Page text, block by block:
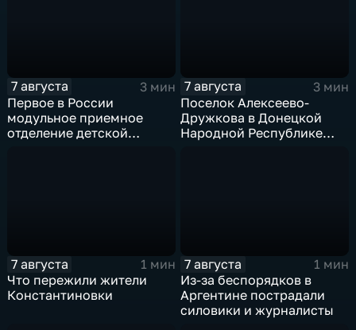
7 августа
3 мин
Первое в России
модульное приемное
отделение детской
7 августа
3 мин
Поселок Алексеево-
Дружкова в Донецкой
Народной Республике
7 августа
1 мин
Что пережили жители
Константиновки
7 августа
1 мин
Из-за беспорядков в
Аргентине пострадали
силовики и журналисты